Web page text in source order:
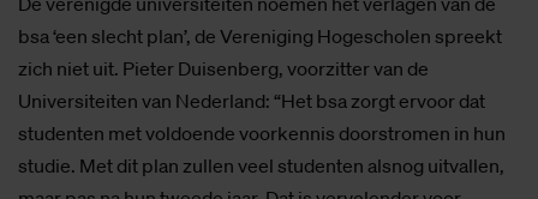
bsa ‘een slecht plan’, de Vereniging Hogescholen spreekt
zich niet uit. Pieter Duisenberg, voorzitter van de
Universiteiten van Nederland: “Het bsa zorgt ervoor dat
studenten met voldoende voorkennis doorstromen in hun
studie. Met dit plan zullen veel studenten alsnog uitvallen,